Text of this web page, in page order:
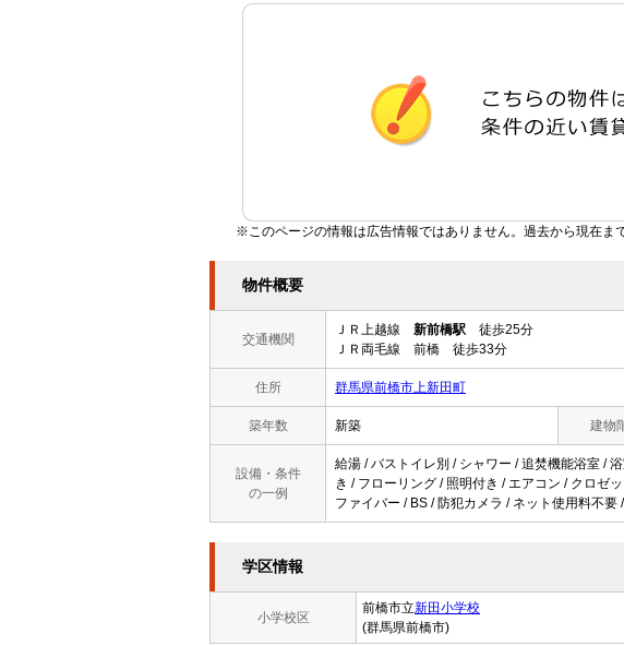
※このページの情報は広告情報ではありません。過去から現在ま
物件概要
交通機関
ＪＲ上越線 新前橋駅 徒歩25分
ＪＲ両毛線 前橋 徒歩33分
住所 群馬県前橋市上新田町
築年数 新築 建物
設備・条件
の一例
給湯 / バストイレ別 / シャワー / 追焚機能浴室 /
き / フローリング / 照明付き / エアコン / クロゼ
ファイバー / BS / 防犯カメラ / ネット使用料不
学区情報
小学校区
前橋市立新田小学校
(群馬県前橋市)